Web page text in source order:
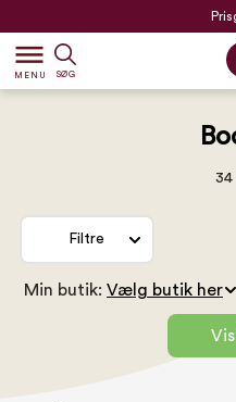
dehaze
MENU SØG
34
Filtre
Min butik: